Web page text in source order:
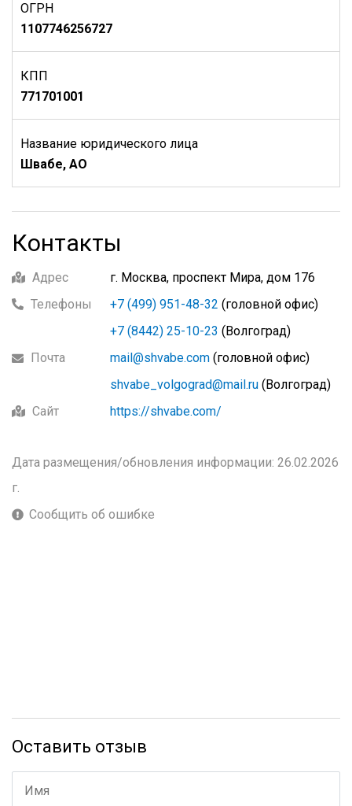
ОГРН
1107746256727
КПП
771701001
Название юридического лица
Швабе, АО
Контакты
Адрес
г. Москва, проспект Мира, дом 176
Телефоны
+7 (499) 951-48-32 (головной офис)
+7 (8442) 25-10-23 (Волгоград)
Почта
mail@shvabe.com (головной офис)
shvabe_volgograd@mail.ru (Волгоград)
Сайт
https://shvabe.com/
Дата размещения/обновления информации: 26.02.2026
г.
Сообщить об ошибке
Оставить отзыв